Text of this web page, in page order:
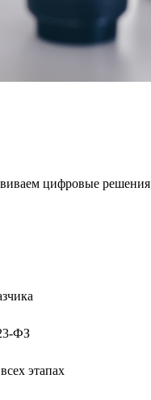
цифровые решения
ФЗ
этапах